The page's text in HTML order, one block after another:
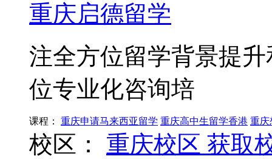
重庆启德留学
注全方位留学背景提
位专业化咨询培
课程： 重庆申请马来西亚留学 重庆高中生留学香港 重庆
校区： 重庆校区 获取